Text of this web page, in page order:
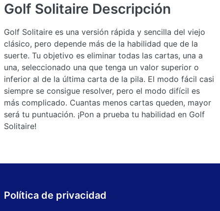
Golf Solitaire Descripción
Golf Solitaire es una versión rápida y sencilla del viejo
clásico, pero depende más de la habilidad que de la
suerte. Tu objetivo es eliminar todas las cartas, una a
una, seleccionado una que tenga un valor superior o
inferior al de la última carta de la pila. El modo fácil casi
siempre se consigue resolver, pero el modo difícil es
más complicado. Cuantas menos cartas queden, mayor
será tu puntuación. ¡Pon a prueba tu habilidad en Golf
Solitaire!
Política de privacidad